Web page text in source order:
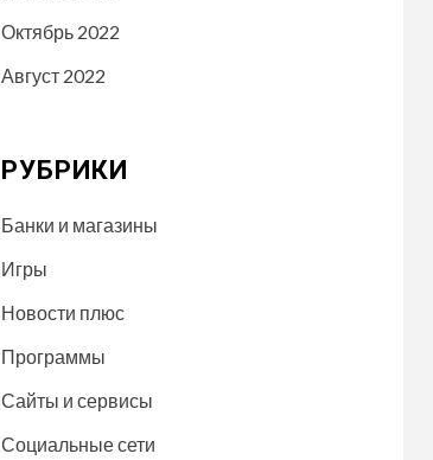
Октябрь 2022
Август 2022
РУБРИКИ
Банки и магазины
Игры
Новости плюс
Программы
Сайты и сервисы
Социальные сети